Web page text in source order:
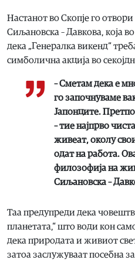
Настанот во Скопје го
Сиљановска – Давкова, која
дека „Генералка викенд“
симболична акција во
– Сметам дека е
го започнуваме
Јапонците.
– тие најпрво
живеат, околу
одат на работа.
филозофија на
Сиљановска –
Таа предупреди дека
планетата,“ што води кон
дека природата и живиот
затоа заслужуваат посебна